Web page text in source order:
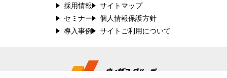
採用情報
セミナー
導入事例
サイトマップ
個人情報保護方針
サイトご利用について